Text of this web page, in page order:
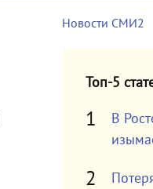
Новости СМИ2
Топ-5
В